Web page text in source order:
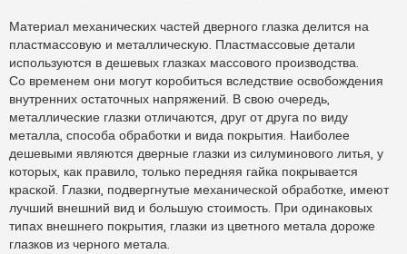
Материал механических частей дверного глазка делится на
пластмассовую и металлическую. Пластмассовые детали
используются в дешевых глазках массового производства.
Со временем они могут коробиться вследствие освобождения
внутренних остаточных напряжений. В свою очередь,
металлические глазки отличаются, друг от друга по виду
металла, способа обработки и вида покрытия. Наиболее
дешевыми являются дверные глазки из силуминового литья, у
которых, как правило, только передняя гайка покрывается
краской. Глазки, подвергнутые механической обработке, имеют
лучший внешний вид и большую стоимость. При одинаковых
типах внешнего покрытия, глазки из цветного метала дороже
глазков из черного метала.